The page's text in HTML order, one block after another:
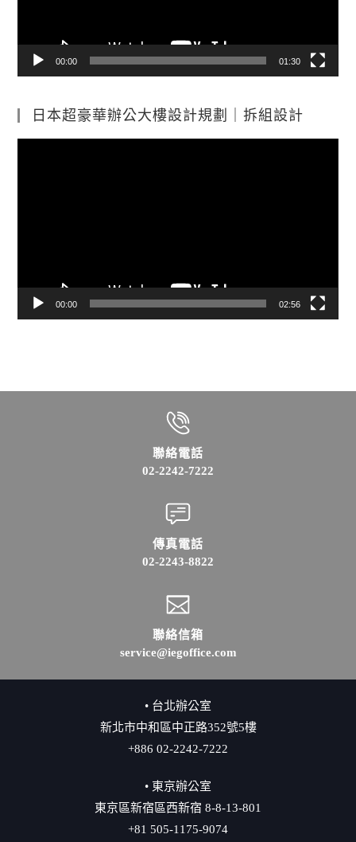
00:00 01:30
日本超豪華辦公大樓設計規劃｜拆組設計
00:00 02:56
聯絡電話
02-2242-7222
傳真電話
02-2243-8822
聯絡信箱
service@iegoffice.com
• 台北辦公室
新北市中和區中正路352號5樓
+886 02-2242-7222
• 東京辦公室
東京區新宿區西新宿 8-8-13-801
+81 505-1175-9074